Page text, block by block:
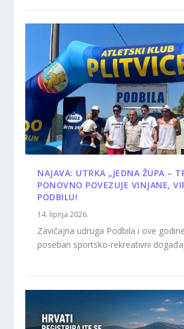
NAJAVA: UTRKA „JEDNA ŽUPA –
PONOVNO POVEZUJE VINJANE,
PODBILU!
14. lipnja 2026.
Zavičajna udruga Podbila i ove
poseban sportsko-rekreativni